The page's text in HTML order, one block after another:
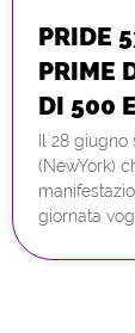
PRIDE
PRIME
DI 500
Il 28
(NewYork)
giornata